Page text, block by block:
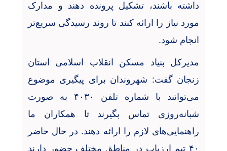
داشته باشند، تشکیل پرونده دهند و مدارک
مورد نیاز را ارائه کنند تا روند رسیدگی سریع‌تر
انجام شود.
مدیرکل بنیاد مسکن انقلاب اسلامی استان
زنجان گفت: شهروندان برای پیگیری موضوع
می‌توانند با شماره تلفن
۴۰۳۰
به صورت
شبانه‌روزی تماس بگیرند تا همکاران ما
راهنمایی‌های لازم را ارائه دهند. در حال حاضر
۴۰ تیم ارزیاب در مناطق مختلف حضور دارند